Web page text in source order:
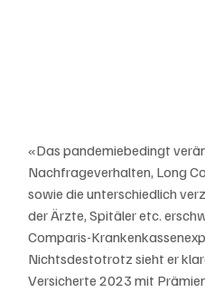
«Das pandemiebedingt
Nachfrageverhalten, Long
sowie die unterschiedlich
der Ärzte, Spitäler etc.
Comparis-
Nichtsdestotrotz sieht er
Versicherte 2023 mit